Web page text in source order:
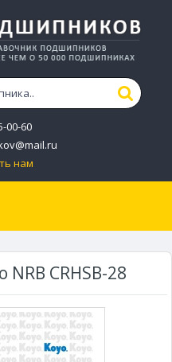
00-60
нам
CRHSB-28